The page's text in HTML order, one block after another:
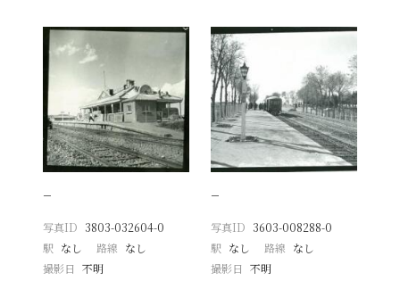
−
写真ID 3803-032604-0
駅 なし 路線 なし
撮影日
不明
−
写真ID 3603-008288-0
駅 なし 路線 なし
撮影日 不明